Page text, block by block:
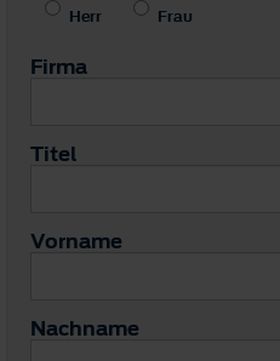
Herr Frau
Firma
Titel
Vorname
Nachname